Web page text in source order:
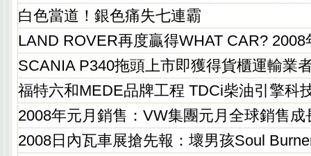
白色當道！銀色痛失七連霸
LAND ROVER再度贏得WHAT CAR?
SCANIA P340拖頭上市即獲得貨櫃運輸業
福特六和MEDE品牌工程 TDCi柴油引擎科
2008年元月銷售：VW集團元月全球銷售成
2008日內瓦車展搶先報：壞男孩Soul